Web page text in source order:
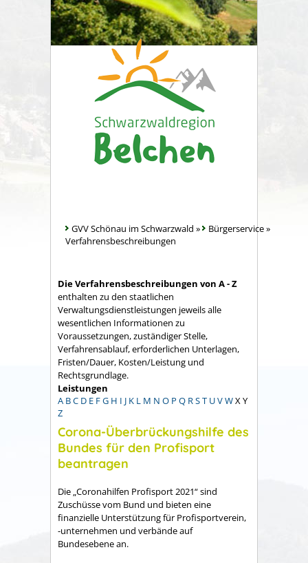
GVV Schönau im Schwarzwald » Bürgerservice»
Verfahrensbeschreibungen
Die Verfahrensbeschreibungen von A - Z
enthalten zu den staatlichen
Verwaltungsdienstleistungen jeweils alle
wesentlichen Informationen zu
Voraussetzungen, zuständiger Stelle,
Verfahrensablauf, erforderlichen Unterlagen,
Fristen/Dauer, Kosten/Leistung und
Rechtsgrundlage.
Leistungen
A BC D E FG H I J K L M N O P Q RST UVWX Y
Z
Corona-Überbrückungshilfe des
Bundes für den Profisport
beantragen
Die „Coronahilfen Profisport 2021“ sind
Zuschüsse vom Bund und bieten eine
finanzielle Unterstützung für Profisportverein,
-unternehmen und verbände auf
Bundesebene an.